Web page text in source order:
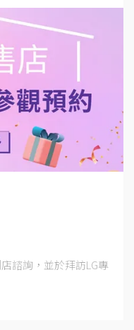
諮詢，並於拜訪LG專